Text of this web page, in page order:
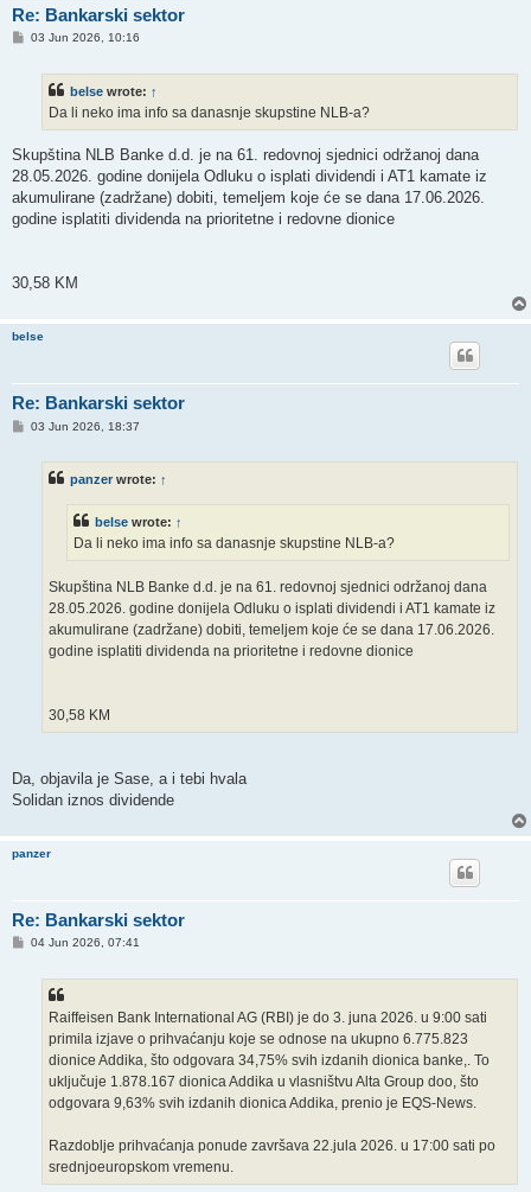
Re: Bankarski sektor
P03 Jun 2026, 10:16
belse wrote: ↑
Da li neko ima info sa danasnje skupstine NLB-a?
Skupština NLB Banke d.d. je na 61. redovnoj sjednici održanoj dana
28.05.2026. godine donijela Odluku o isplati dividendi i AT1 kamate iz
akumulirane (zadržane) dobiti, temeljem koje će se dana 17.06.2026.
godine isplatiti dividenda na prioritetne i redovne dionice
30,58 KM
belse
Re: Bankarski sektor
P03 Jun 2026, 18:37
panzer wrote: ↑
belse wrote: ↑
Da li neko ima info sa danasnje skupstine NLB-a?
Skupština NLB Banke d.d. je na 61. redovnoj sjednici održanoj dana
28.05.2026. godine donijela Odluku o isplati dividendi i AT1 kamate iz
akumulirane (zadržane) dobiti, temeljem koje će se dana 17.06.2026.
godine isplatiti dividenda na prioritetne i redovne dionice
30,58 KM
Da, objavila je Sase, a i tebi hvala
Solidan iznos dividende
panzer
Re: Bankarski sektor
P04 Jun 2026, 07:41
Raiffeisen Bank International AG (RBI) je do 3. juna 2026. u 9:00 sati
primila izjave o prihvaćanju koje se odnose na ukupno 6.775.823
dionice Addika, što odgovara 34,75% svih izdanih dionica banke,. To
uključuje 1.878.167 dionica Addika u vlasništvu Alta Group doo, što
odgovara 9,63% svih izdanih dionica Addika, prenio je EQS-News.
Razdoblje prihvaćanja ponude završava 22.jula 2026. u 17:00 sati po
srednjoeuropskom vremenu.